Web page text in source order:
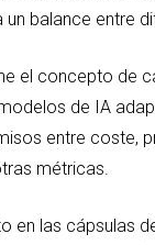
un balance entre
el concepto de
de IA
entre coste,
métricas.
en las cápsulas